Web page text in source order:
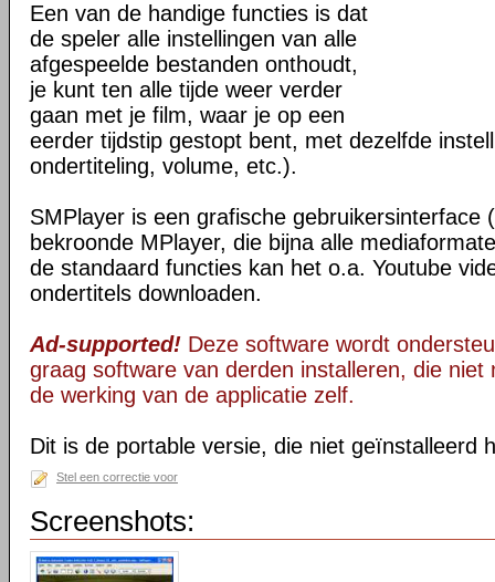
Een van de handige functies is dat
de speler alle instellingen van alle
afgespeelde bestanden onthoudt,
je kunt ten alle tijde weer verder
gaan met je film, waar je op een
eerder tijdstip gestopt bent, met dezelfde
ondertiteling, volume, etc.).
SMPlayer is een grafische gebruikersinterface
bekroonde MPlayer, die bijna alle
de standaard functies kan het o.a. Youtube
ondertitels downloaden.
Ad-supported! Deze software wordt
graag software van derden installeren, die niet
de werking van de applicatie zelf.
Dit is de portable versie, die niet geïnstalleerd
Stel een correctie voor
Screenshots: